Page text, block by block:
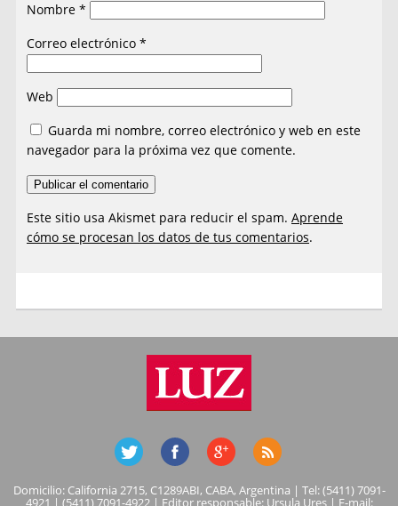
Nombre*
Correo electrónico*
Web
Guarda mi nombre, correo electrónico y web en este
navegador para la próxima vez que comente.
Este sitio usa Akismet para reducir el spam.Aprende
cómo se procesan los datos de tus comentarios.
Domicilio: California 2715, C1289ABI, CABA, Argentina | Tel: (5411) 7091-
4921 | (5411) 7091-4922 | Editor responsable: Ursula Ures | E-mail: